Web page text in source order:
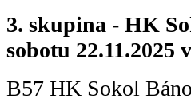
3. skupina - HK
sobotu 22.11.2025
B57 HK Sokol